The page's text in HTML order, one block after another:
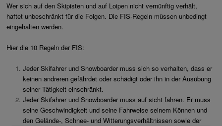
Wer sich auf den Skipisten und auf Loipen nicht vernünftig verhält,
haftet unbeschränkt für die Folgen. Die FIS-Regeln müssen unbedingt
eingehalten werden.
Hier die 10 Regeln der FIS:
Jeder Skifahrer und Snowboarder muss sich so verhalten, dass er
keinen andreren gefährdet oder schädigt oder ihn in der Ausübung
seiner Tätigkeit einschränkt.
Jeder Skifahrer und Snowboarder muss auf sicht fahren. Er muss
seine Geschwindigkeit und seine Fahrweise seinem Können und
den Gelände-, Schnee- und Witterungsverhältnissen sowie der